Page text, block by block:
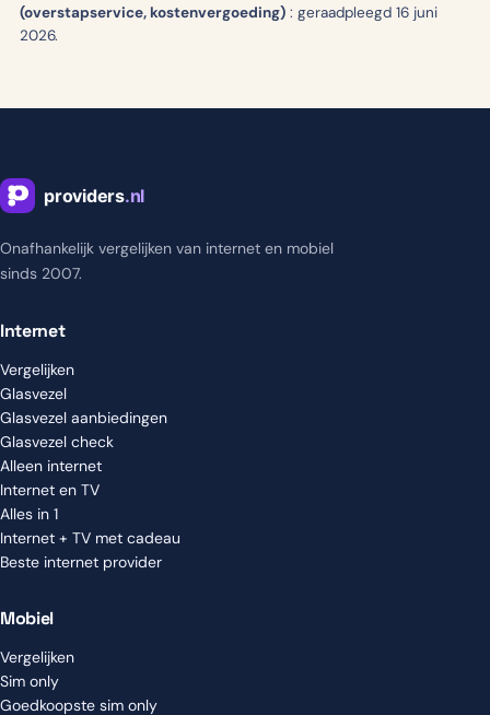
(overstapservice, kostenvergoeding) : geraadpleegd 16 juni
2026.
Onafhankelijk vergelijken van internet en mobiel
sinds 2007.
Internet
Vergelijken
Glasvezel
Glasvezel aanbiedingen
Glasvezel check
Alleen internet
Internet en TV
Alles in 1
Internet + TV met cadeau
Beste internet provider
Mobiel
Vergelijken
Sim only
Goedkoopste sim only